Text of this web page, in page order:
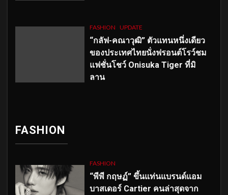
FASHION UPDATE
“กลัฟ-คณาวุฒิ” ตัวแทนหนึ่งเดียว
ของประเทศไทยนั่งฟรอนต์โรว์ชม
แฟชั่นโชว์ Onisuka Tiger ที่มิ
ลาน
FASHION
FASHION
“พีพี กฤษฏ์” ขึ้นแท่นแบรนด์แอม
บาสเดอร์ Cartier คนล่าสุดจาก